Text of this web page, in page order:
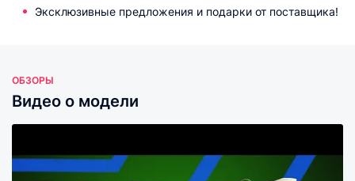
Эксклюзивные предложения и подарки от поставщика!
ОБЗОРЫ
Видео о модели